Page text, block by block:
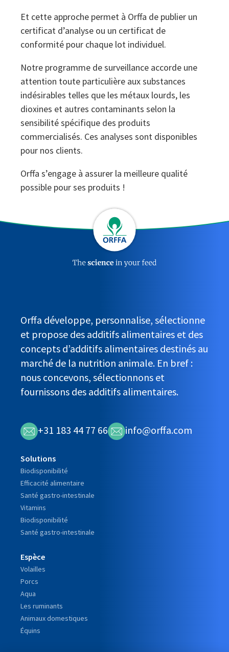
Et cette approche permet à Orffa de publier un
certificat d’analyse ou un certificat de
conformité pour chaque lot individuel.
Notre programme de surveillance accorde une
attention toute particulière aux substances
indésirables telles que les métaux lourds, les
dioxines et autres contaminants selon la
sensibilité spécifique des produits
commercialisés. Ces analyses sont disponibles
pour nos clients.
Orffa s’engage à assurer la meilleure qualité
possible pour ses produits !
Orffa développe, personnalise, sélectionne
et propose des additifs alimentaires et des
concepts d’additifs alimentaires destinés au
marché de la nutrition animale. En bref :
nous concevons, sélectionnons et
fournissons des additifs alimentaires.
+31 183 44 77 66 info@orffa.com
Solutions
Biodisponibilité
Efficacité alimentaire
Santé gastro-intestinale
Vitamins
Biodisponibilité
Santé gastro-intestinale
Espèce
Volailles
Porcs
Aqua
Les ruminants
Animaux domestiques
Équins